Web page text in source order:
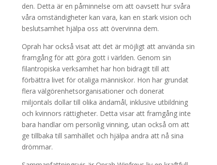
den. Detta är en påminnelse om att oavsett hur svåra
våra omständigheter kan vara, kan en stark vision och
beslutsamhet hjälpa oss att övervinna dem.
Oprah har också visat att det är möjligt att använda sin
framgång för att göra gott i världen. Genom sin
filantropiska verksamhet har hon bidragit till att
förbättra livet för otaliga människor. Hon har grundat
flera välgörenhetsorganisationer och donerat
miljontals dollar till olika ändamål, inklusive utbildning
och kvinnors rättigheter. Detta visar att framgång inte
bara handlar om personlig vinning, utan också om att
ge tillbaka till samhället och hjälpa andra att nå sina
drömmar.